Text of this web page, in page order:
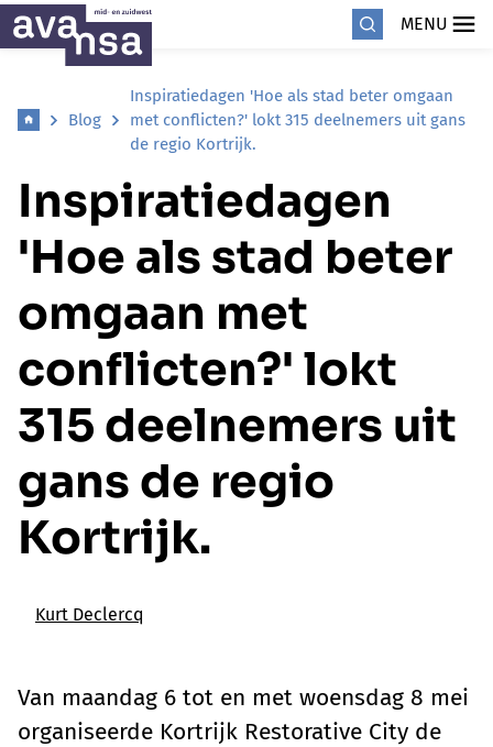
MENU
Blog
Inspiratiedagen 'Hoe als stad beter omgaan
met conflicten?' lokt 315 deelnemers uit gans
de regio Kortrijk.
Inspiratiedagen
'Hoe als stad beter
omgaan met
conflicten?' lokt
315 deelnemers uit
gans de regio
Kortrijk.
Kurt Declercq
Van maandag 6 tot en met woensdag 8 mei
organiseerde Kortrijk Restorative City de